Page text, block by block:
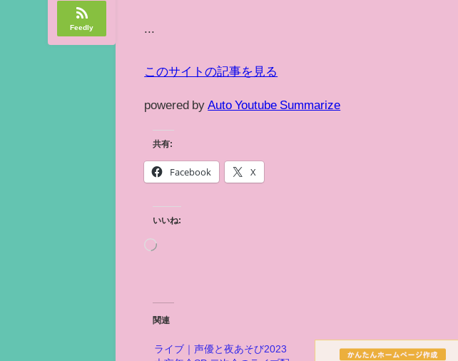
Feedly
このサイトの記事を見る
powered by Auto Youtube Summarize
共有:
Facebook X
いいね:
関連
ライブ｜声優と夜あそび2023